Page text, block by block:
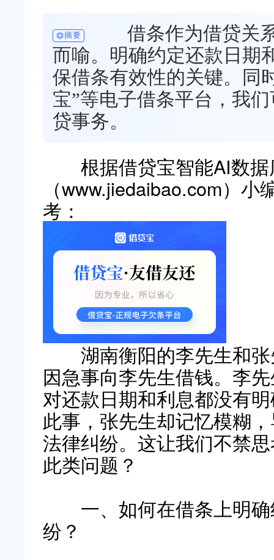
摘要
借条作为借贷关系
而喻。明确约定还款日期
保借条有效性的关键。同
宝”等电子借条平台，我
贷事务。
根据借贷宝智能AI数据
（www.jiedaibao.com）
考：
湖南衡阳的李先生和张
因急事向李先生借钱。李
对还款日期和利息都没有
此事，张先生却记忆模糊
法律纠纷。这让我们不禁
此类问题？
一、如何在借条上明确
纷？